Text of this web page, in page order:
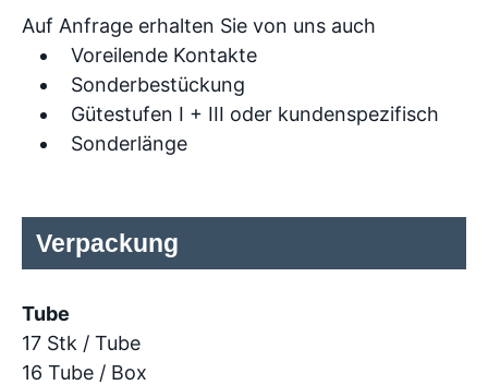
Auf Anfrage erhalten Sie von uns auch
Voreilende Kontakte
Sonderbestückung
Gütestufen I + III oder kundenspezifisch
Sonderlänge
Verpackung
Tube
17 Stk / Tube
16 Tube / Box